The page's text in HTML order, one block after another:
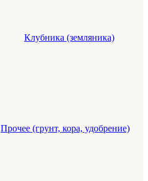
Клубника (земляника)
Прочее (грунт, кора, удобрение)